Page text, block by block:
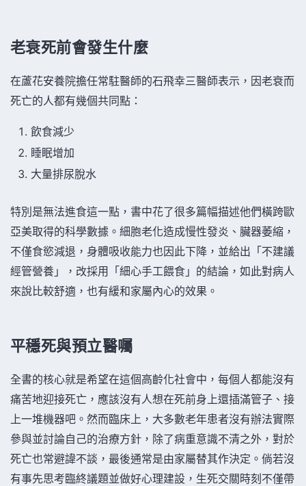
老衰死前會發生什麼
在蘆花安養院擔任常駐醫師的石飛幸三醫師表示，因老衰而
死亡的人都有幾個共同點：
飲食減少
睡眠增加
大量排尿脫水
特別是無法進食這一點，書中花了很多篇幅描述他們橫跨歐
亞美取得的科學數據。細胞老化造成慢性發炎、臟器萎縮，
不僅食慾減退，身體吸收能力也因此下降，並給出「不建議
經管營養」，改採用「細心手工餵食」的結論，如此對病人
來說比較舒適，也有緩和家屬內心的效果。
平穩死與預立醫囑
全書的核心就是希望在這個高齡化社會中，每個人都能沒有
痛苦地迎接死亡，應該沒有人想在死前身上還插滿管子、接
上一堆機器吧。然而臨床上，大多數老年患者沒有辦法實際
參與並討論自己的治療方針，除了病重意識不清之外，對於
死亡也常避諱不談，最後通常是由家屬替其作決定。倘若沒
有事先思考臨終議題並做好心理建設，生死交關時刻不僅帶